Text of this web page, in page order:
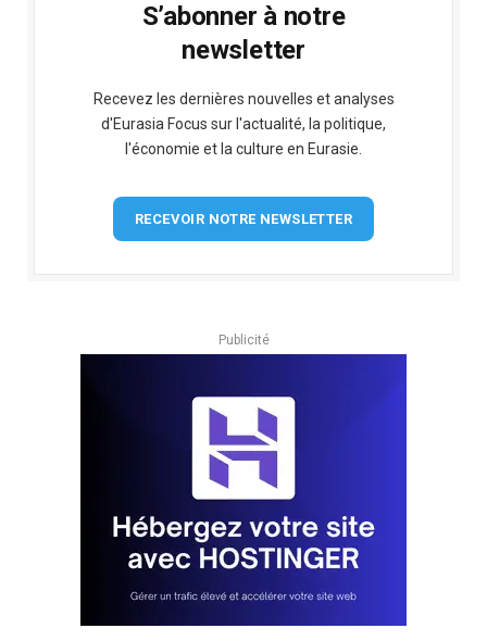
S’abonner à notre
newsletter
Recevez les dernières nouvelles et analyses
d'Eurasia Focus sur l'actualité, la politique,
l'économie et la culture en Eurasie.
RECEVOIR NOTRE NEWSLETTER
Publicité